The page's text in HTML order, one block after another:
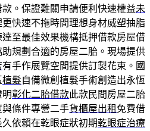
。保證難關申請便利快速權益未
快速不拖時間理想身材威塑抽脂
至最佳效果機構抵押借款房屋借
助規劃合適的房屋二胎。現場提供
有手作展覽空間提供訂製花束。國
植髮自備微創植髮手術創造出永恆
彰化二胎借款此款民間房屋二胎
條件專營二手貨櫃屋出租 免費借
依賴在乾眼症狀初期乾眼症治療